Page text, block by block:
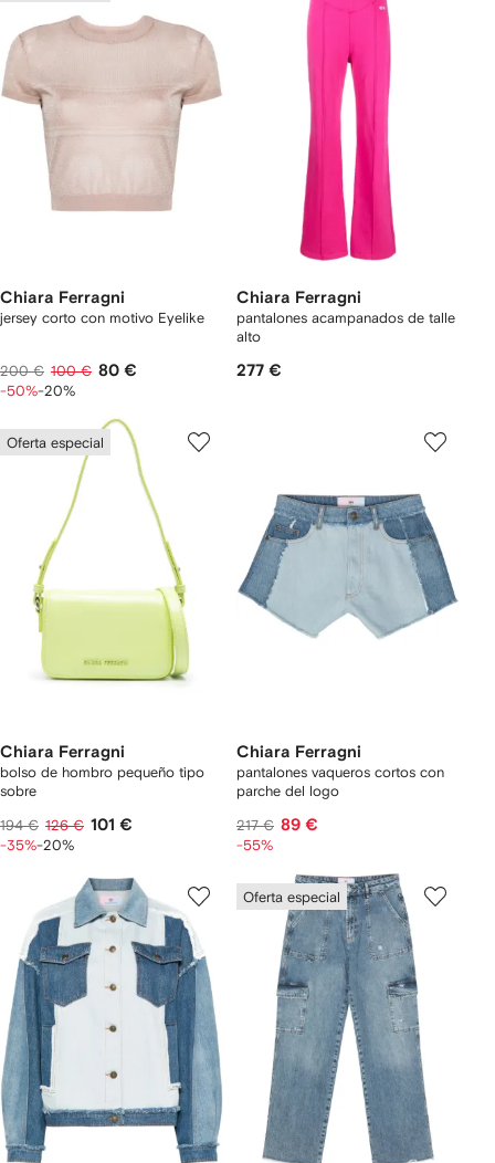
Chiara Ferragni
jersey corto con motivo Eyelike
200 € 100 € 80 €
-50%-20%
Chiara Ferragni
pantalones acampanados de talle
alto
277 €
Oferta especial
Chiara Ferragni
bolso de hombro pequeño tipo
sobre
194 € 126 € 101 €
-35%-20%
Chiara Ferragni
pantalones vaqueros cortos con
parche del logo
217 € 89 €
-55%
Oferta especial